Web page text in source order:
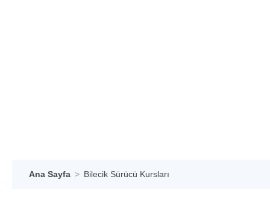
Ana Sayfa Bilecik Sürücü Kursları